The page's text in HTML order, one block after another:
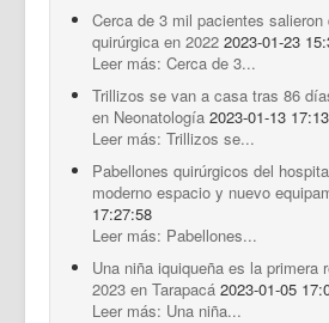
Cerca de 3 mil pacientes
quirúrgica en 2022 2023-01-23
Leer más: Cerca de 3...
Trillizos se van a casa tras 86
en Neonatología 2023-01-13
Leer más: Trillizos se...
Pabellones quirúrgicos del
moderno espacio y nuevo
17:27:58
Leer más: Pabellones...
Una niña iquiqueña es la primera
2023 en Tarapacá 2023-01-05
Leer más: Una niña...